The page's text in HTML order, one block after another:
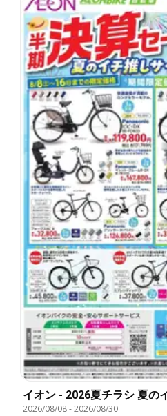
イオン - 2026夏チラシ 夏の
2026/08/08-2026/08/30